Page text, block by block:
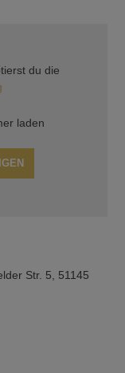
du die
laden
Str. 5, 51145